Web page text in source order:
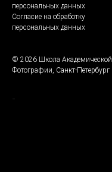
персональных данных
Согласие на обработку
персональных данных
© 2026 Школа Академической
Фотографии, Санкт-Петербург